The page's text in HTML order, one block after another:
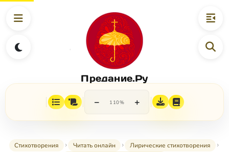
Предание.Ру
− 110% +
Стихотворения Читать онлайн
Лирические стихотворения